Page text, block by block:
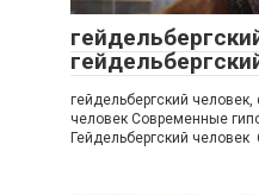
гейдельбергский человек,
человек Современные
Гейдельбергский